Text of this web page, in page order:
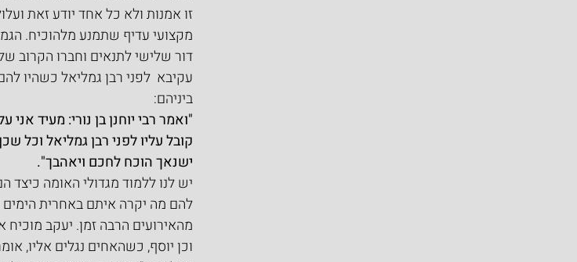
זו אמנות ולא כל אחד יודע זאת
מקצועי עדיף שתמנע מלהוכיח.
דור שלישי לתנאים וחברו הקרוב
עקיבא  לפני רבן גמליאל כשהיו
ביניהם:
"ואמר רבי יוחנן בן נורי: מעיד
קובל עליו לפני רבן גמליאל
ישנאך הוכח לחכם ויאהבך".
יש לנו ללמוד מגדולי האומה כיצד
להם מה יקרה איתם באחרית
מהאירועים הרבה זמן. יעקב מוכיח
וכן יוסף, כשהאחים נגלים אליו,